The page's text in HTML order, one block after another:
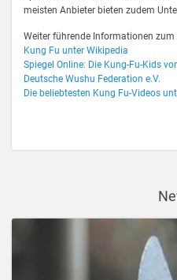
meisten Anbieter bieten zudem
Weiter führende Informationen zum
Kung Fu unter Wikipedia
Spiegel Online: Die Kung-Fu-Kids
Deutsche Wushu Federation e.V.
Die beliebtesten Kung Fu-Videos